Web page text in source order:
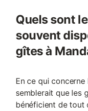
Quels sont
souvent
gîtes à
En ce qui
semblerait que les
bénéficient de tout